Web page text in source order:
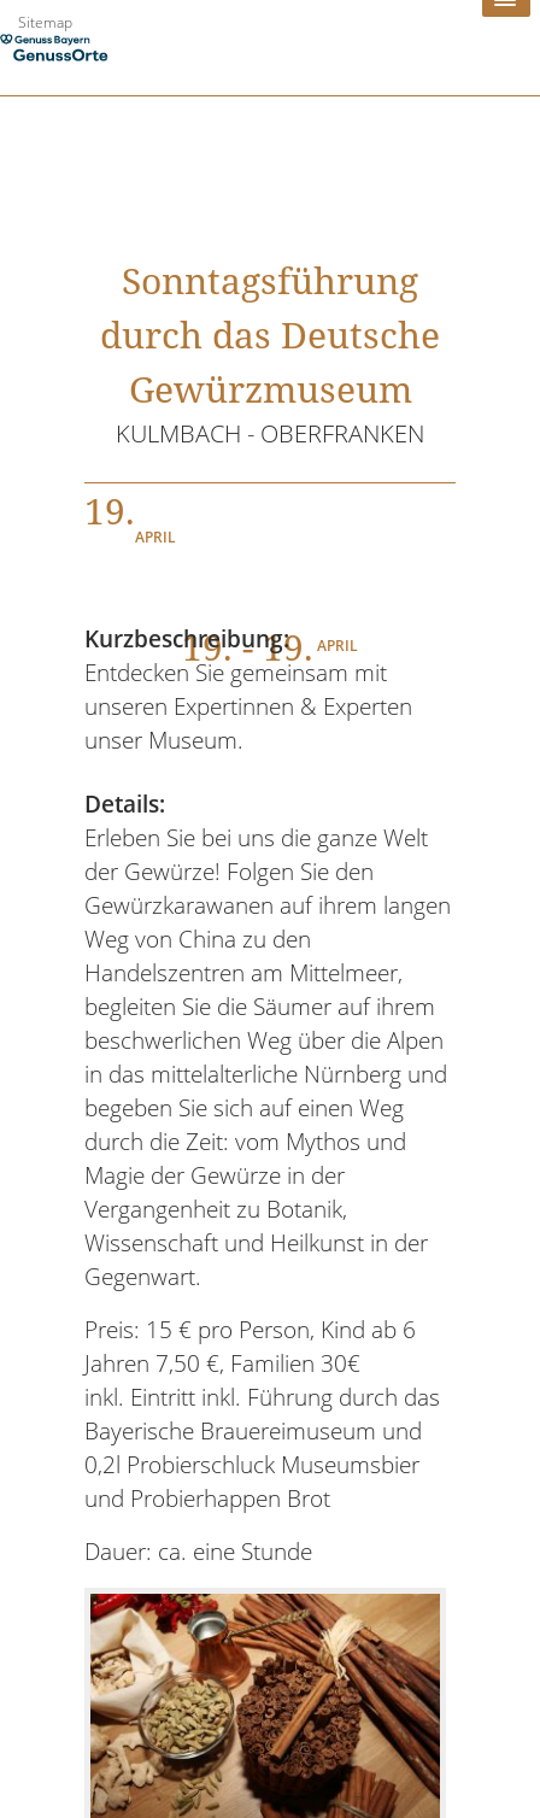
Zum
Inhalt
Sitemap
Sonntagsführung
durch das Deutsche
Gewürzmuseum
KULMBACH - OBERFRANKEN
19.
APRIL
19. - 19. APRIL
Kurzbeschreibung:
Entdecken Sie gemeinsam mit
unseren Expertinnen & Experten
unser Museum.
Details:
Erleben Sie bei uns die ganze Welt
der Gewürze! Folgen Sie den
Gewürzkarawanen auf ihrem langen
Weg von China zu den
Handelszentren am Mittelmeer,
begleiten Sie die Säumer auf ihrem
beschwerlichen Weg über die Alpen
in das mittelalterliche Nürnberg und
begeben Sie sich auf einen Weg
durch die Zeit: vom Mythos und
Magie der Gewürze in der
Vergangenheit zu Botanik,
Wissenschaft und Heilkunst in der
Gegenwart.
Preis: 15 € pro Person, Kind ab 6
Jahren 7,50 €, Familien 30€
inkl. Eintritt inkl. Führung durch das
Bayerische Brauereimuseum und
0,2l Probierschluck Museumsbier
und Probierhappen Brot
Dauer: ca. eine Stunde